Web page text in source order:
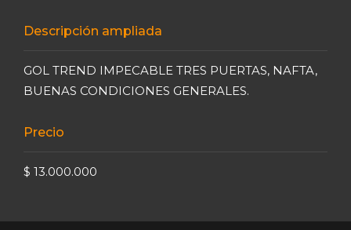
Descripción ampliada
GOL TREND IMPECABLE TRES PUERTAS, NAFTA,
BUENAS CONDICIONES GENERALES.
Precio
$ 13.000.000